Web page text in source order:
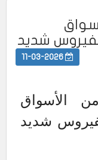
شديد
الأسواق
شديد